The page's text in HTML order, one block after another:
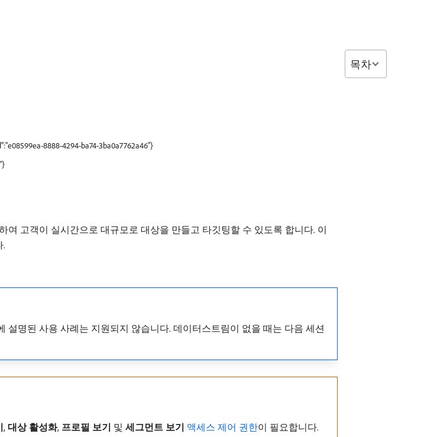
8888-4294-ba74-3ba0a7762a46"}
여 고객이 실시간으로 대규모로 대상을 만들고 타깃팅할 수 있도록 합니다. 이
.
설명된 사용 사례는 지원되지 않습니다. 데이터스트림이 없을 때는 다음 세션
, 대상 활성화, 프로필 보기 및 세그먼트 보기 액세스 제어 권한이 필요합니다.
목차